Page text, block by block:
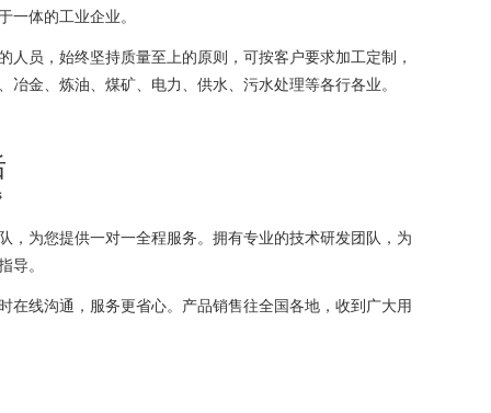
一体的工业企业。
人员，始终坚持质量至上的原则，可按客户要求加工定制，
冶金、炼油、煤矿、电力、供水、污水处理等各行各业。
，为您提供一对一全程服务。拥有专业的技术研发团队，为
导。
在线沟通，服务更省心。产品销售往全国各地，收到广大用